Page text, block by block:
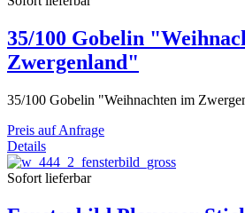
35/100 Gobelin
Zwergenland"
35/100 Gobelin "Weihnachten im
Preis auf Anfrage
Details
Sofort lieferbar